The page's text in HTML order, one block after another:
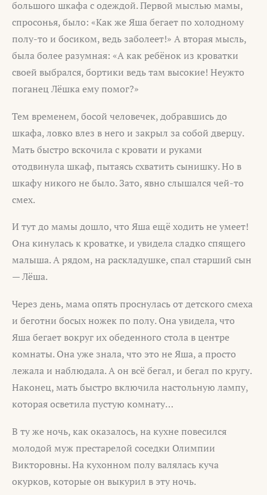
большого шкафа с одеждой. Первой мыслью мамы,
спросонья, было: «Как же Яша бегает по холодному
полу-то и босиком, ведь заболеет!» А вторая мысль,
была более разумная: «А как ребёнок из кроватки
своей выбрался, бортики ведь там высокие! Неужто
поганец Лёшка ему помог?»
Тем временем, босой человечек, добравшись до
шкафа, ловко влез в него и закрыл за собой дверцу.
Мать быстро вскочила с кровати и руками
отодвинула шкаф, пытаясь схватить сынишку. Но в
шкафу никого не было. Зато, явно слышался чей-то
смех.
И тут до мамы дошло, что Яша ещё ходить не умеет!
Она кинулась к кроватке, и увидела сладко спящего
малыша. А рядом, на раскладушке, спал старший сын
— Лёша.
Через день, мама опять проснулась от детского смеха
и беготни босых ножек по полу. Она увидела, что
Яша бегает вокруг их обеденного стола в центре
комнаты. Она уже знала, что это не Яша, а просто
лежала и наблюдала. А он всё бегал, и бегал по кругу.
Наконец, мать быстро включила настольную лампу,
которая осветила пустую комнату…
В ту же ночь, как оказалось, на кухне повесился
молодой муж престарелой соседки Олимпии
Викторовны. На кухонном полу валялась куча
окурков, которые он выкурил в эту ночь.